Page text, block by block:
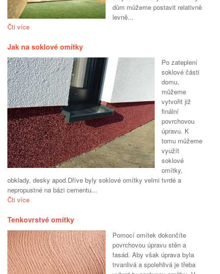
dům můžeme postavit relativně
levně...
Čti více
Jak na soklové omítky
Po zateplení
soklové části
domu,
můžeme
vytvořit již
finální
povrchovou
úpravu. K
tomu můžeme
využít
soklové
omítky,
obklady, desky apod.Dříve byly soklové omítky velmi tvrdé a
nepropustné na bázi cementu...
Čti více
Tenkovrstvé omítky
Pomocí omítek dokončíte
povrchovou úpravu stěn a
fasád. Aby však úprava byla
trvanlivá a spolehlivá je třeba